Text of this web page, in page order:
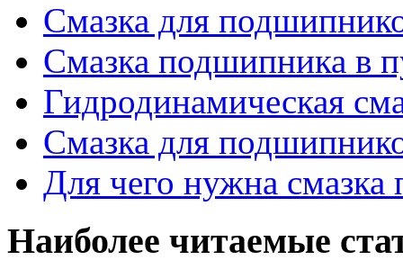
Смазка для
Смазка подшипника в
Гидродинамическая
Смазка для
Для чего нужна
Наиболее читаемые